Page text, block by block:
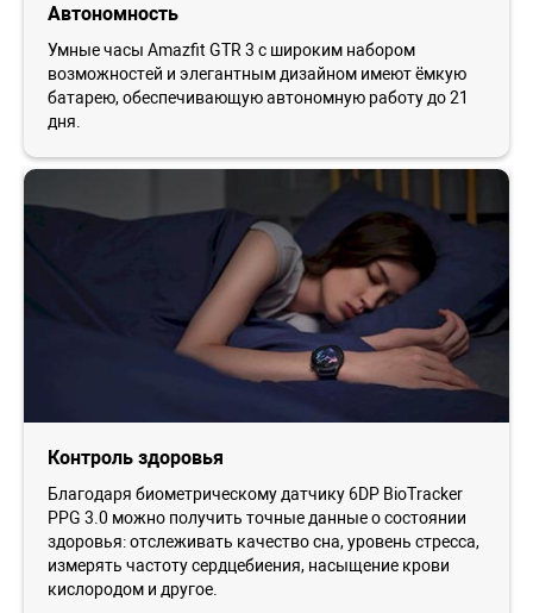
Автономность
Умные часы Amazfit GTR 3 с широким набором
возможностей и элегантным дизайном имеют ёмкую
батарею, обеспечивающую автономную работу до 21
дня.
Контроль здоровья
Благодаря биометрическому датчику 6DP BioTracker
PPG 3.0 можно получить точные данные о состоянии
здоровья: отслеживать качество сна, уровень стресса,
измерять частоту сердцебиения, насыщение крови
кислородом и другое.